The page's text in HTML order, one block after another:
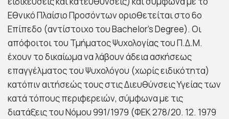
Εθνικό Πλαίσιο Προσόντων οριοθετείται στο 6ο
Επίπεδο (αντίστοιχο του Bachelor’s Degree). Οι
απόφοιτοι του Τμήματος Ψυχολογίας του Π.Δ.Μ.
έχουν το δικαίωμα να λάβουν άδεια ασκήσεως
επαγγέλματος του Ψυχολόγου (χωρίς ειδικότητα)
κατόπιν αιτήσεώς τους στις Διευθύνσεις Υγείας των
κατά τόπους περιφερειών, σύμφωνα με τις
διατάξεις του Νόμου 991/1979 (ΦΕΚ 278/20. 12. 1979